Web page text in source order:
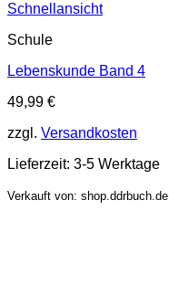
Schnellansicht
Schule
Lebenskunde Band 4
49,99 €
zzgl. Versandkosten
Lieferzeit: 3-5 Werktage
Verkauft von: shop.ddrbuch.de